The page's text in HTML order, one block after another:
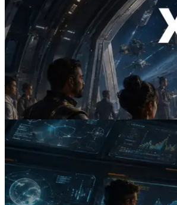
2026.07.04
ERPC 发布支持 x402 支付
— AI Agent 按需为 API 付
阅读此文章